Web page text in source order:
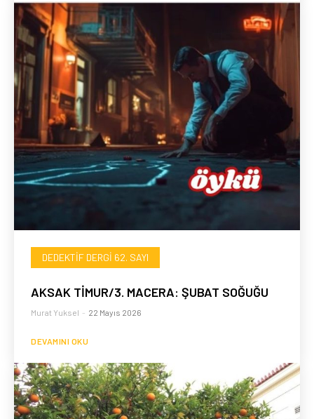
DEDEKTIF DERGI 62. SAYI
AKSAK TİMUR/3. MACERA: ŞUBAT SOĞUĞU
Murat Yuksel - 22 Mayıs 2026
DEVAMINI OKU